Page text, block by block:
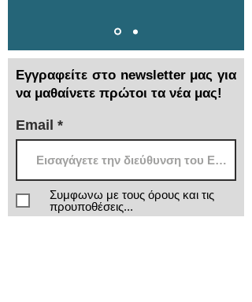
Εγγραφείτε στο newsletter μας για
να μαθαίνετε πρώτοι τα νέα μας!
Email
Συμφωνω με τους όρους και τις
προυποθέσεις...